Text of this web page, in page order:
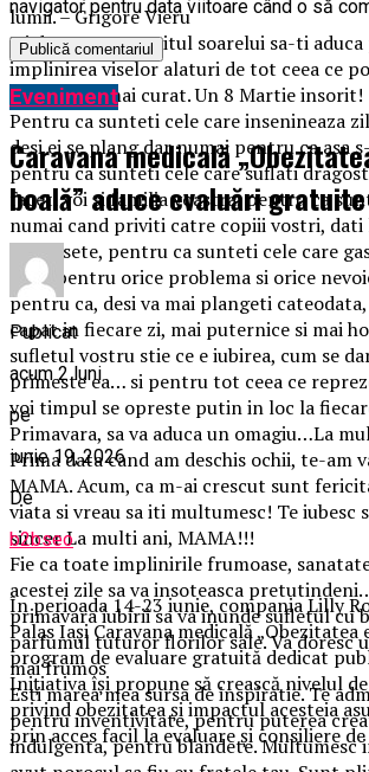
lumii. – Grigore Vieru
Iti doresc ca rasaritul soarelui sa-ti aduca
implinirea viselor alaturi de tot ceea ce
mai sincer, mai curat. Un 8 Martie insorit!
Pentru ca sunteti cele care insenineaza
desi ei se plang dar numai pentru ca asa
pentru ca sunteti cele care suflati
faceti voi si familia voastra, pentru ca
numai cand priviti catre copiii vostri,
frumusete, pentru ca sunteti cele care
timp pentru orice problema si orice
pentru ca, desi va mai plangeti
capat in fiecare zi, mai puternice si mai
sufletul vostru stie ce e iubirea, cum se
primeste ea… si pentru tot ceea ce
voi timpul se opreste putin in loc la
Primavara, sa va aduca un omagiu…La
Prima data cand am deschis ochii, te-am
MAMA. Acum, ca m-ai crescut sunt
viata si vreau sa iti multumesc! Te iubesc
sincer La multi ani, MAMA!!!
Fie ca toate implinirile frumoase,
acestei zile sa va insoteasca
primavara iubirii sa va inunde sufletul cu
parfumul tuturor florilor sale. Va doresc
mai frumos
Esti marea mea sursa de inspiratie. Te
pentru inventivitate, pentru puterea
indulgenta, pentru blandete. Multumesc
navigator pentru data viitoare când o să
Eveniment
Caravana medicală
boală” aduce evaluări
Publicat
acum 2 luni
pe
iunie 19, 2026
De
b2bseo
În perioada 14-23 iunie, compania Lilly
Palas Iași Caravana medicală „Obezitatea
program de evaluare gratuită dedicat
Inițiativa își propune să crească nivelul
privind obezitatea și impactul acesteia
prin acces facil la evaluare și consiliere